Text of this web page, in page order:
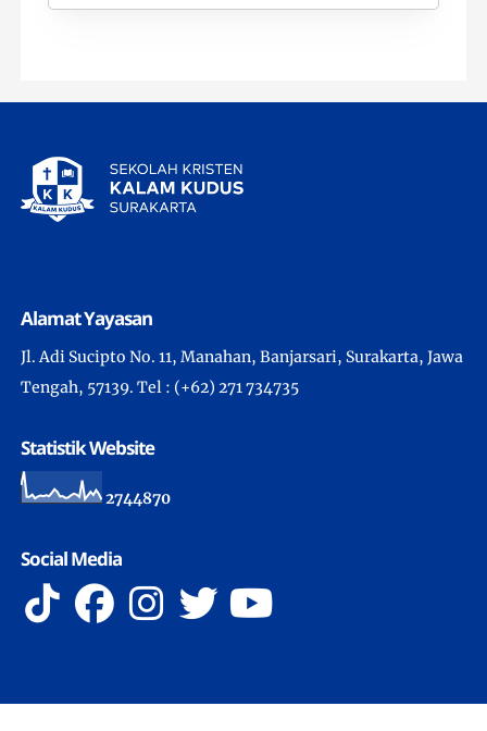
Alamat Yayasan
Jl. Adi Sucipto No. 11, Manahan, Banjarsari, Surakarta, Jawa
Tengah, 57139. Tel : (+62) 271 734735
Statistik Website
2744870
Social Media